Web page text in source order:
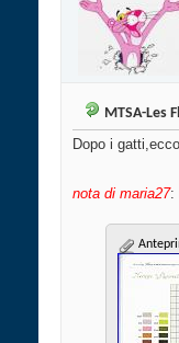
MTSA-Les
Dopo i
nota di maria27: